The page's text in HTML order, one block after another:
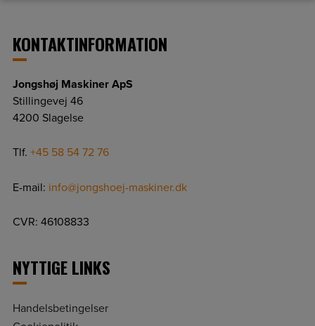
KONTAKTINFORMATION
Jongshøj Maskiner ApS
Stillingevej 46
4200 Slagelse
Tlf. +45 58 54 72 76
E-mail: info@jongshoej-maskiner.dk
CVR: 46108833
NYTTIGE LINKS
Handelsbetingelser